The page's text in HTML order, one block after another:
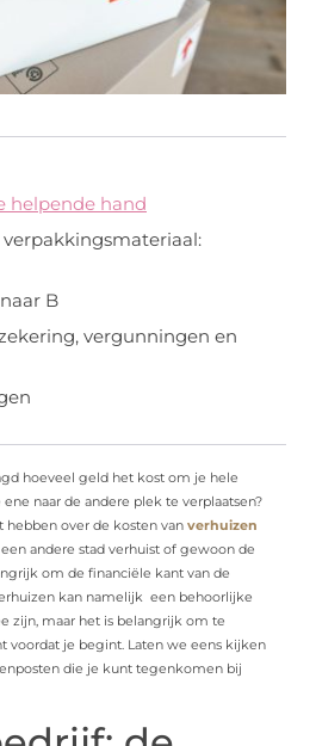
helpende hand
B
vergunningen en
hoeveel geld het kost om je hele
naar de andere plek te verplaatsen?
hebben over de kosten van verhuizen
een andere stad verhuist of gewoon de
om de financiële kant van de
kan namelijk een behoorlijke
zijn, maar het is belangrijk om te
voordat je begint. Laten we eens kijken
die je kunt tegenkomen bij